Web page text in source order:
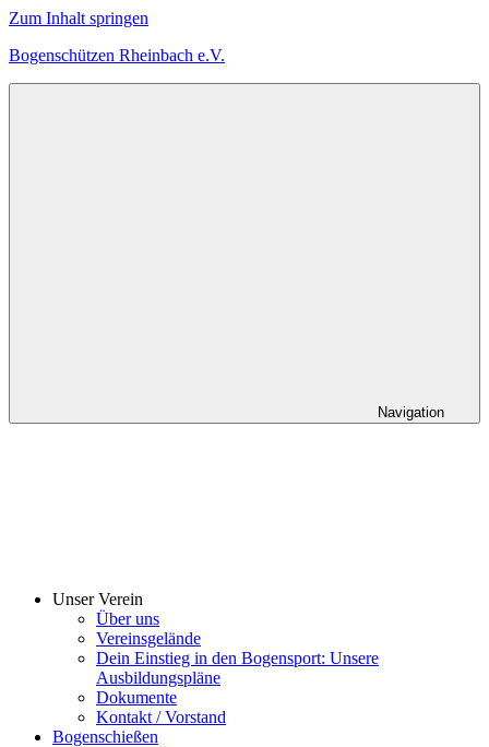
Zum Inhalt springen
Bogenschützen Rheinbach e.V.
Navigation
Unser Verein
Über uns
Vereinsgelände
Dein Einstieg in den Bogensport: Unsere
Ausbildungspläne
Dokumente
Kontakt / Vorstand
Bogenschießen